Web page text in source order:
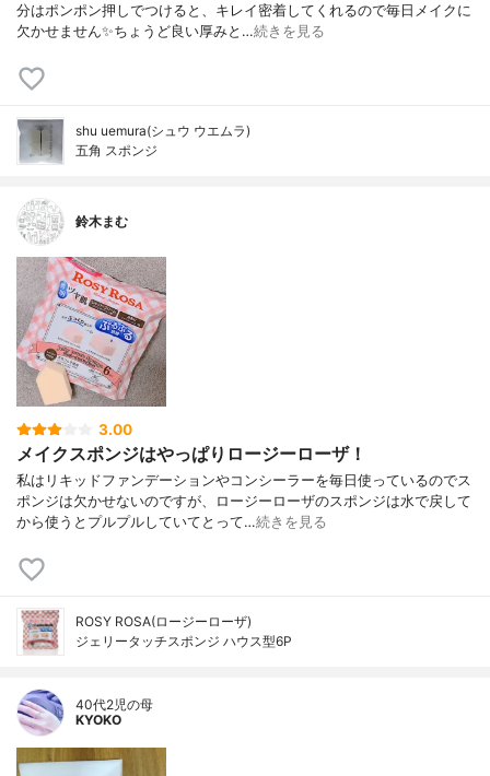
分はポンポン押しでつけると、キレイ密着してくれるので毎日メイクに
欠かせません✨ちょうど良い厚みと…続きを見る
shu uemura(シュウ ウエムラ)
五角 スポンジ
鈴木まむ
3.00
メイクスポンジはやっぱりロージーローザ！
私はリキッドファンデーションやコンシーラーを毎日使っているのでス
ポンジは欠かせないのですが、ロージーローザのスポンジは水で戻して
から使うとプルプルしていてとって…続きを見る
ROSY ROSA(ロージーローザ)
ジェリータッチスポンジ ハウス型6P
40代2児の母
KYOKO